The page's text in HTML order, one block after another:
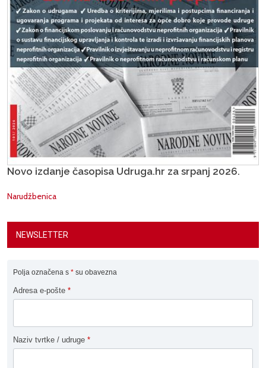
Novo izdanje časopisa Udruga.hr za srpanj 2026.
Narudžbenica
NEWSLETTER
Polja označena s * su obavezna
Adresa e-pošte *
Naziv tvrtke / udruge *